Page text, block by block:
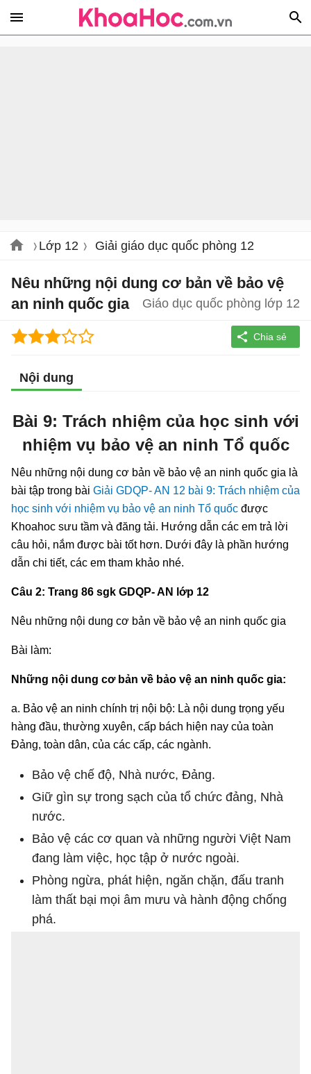
Lớp 12 Giải giáo dục quốc phòng 12
Nêu những nội dung cơ bản về bảo vệ
an ninh quốc gia
Giáo dục quốc phòng lớp 12
Nội dung
Bài 9: Trách nhiệm của học sinh với
nhiệm vụ bảo vệ an ninh Tổ quốc
Nêu những nội dung cơ bản về bảo vệ an ninh quốc gia là
bài tập trong bài Giải GDQP- AN 12 bài 9: Trách nhiệm của
học sinh với nhiệm vụ bảo vệ an ninh Tổ quốc được
Khoahoc sưu tầm và đăng tải. Hướng dẫn các em trả lời
câu hỏi, nắm được bài tốt hơn. Dưới đây là phần hướng
dẫn chi tiết, các em tham khảo nhé.
Câu 2: Trang 86 sgk GDQP- AN lớp 12
Nêu những nội dung cơ bản về bảo vệ an ninh quốc gia
Bài làm:
Những nội dung cơ bản về bảo vệ an ninh quốc gia:
a. Bảo vệ an ninh chính trị nội bộ: Là nội dung trọng yếu
hàng đầu, thường xuyên, cấp bách hiện nay của toàn
Đảng, toàn dân, của các cấp, các ngành.
Bảo vệ chế độ, Nhà nước, Đảng.
Giữ gìn sự trong sạch của tổ chức đảng, Nhà
nước.
Bảo vệ các cơ quan và những người Việt Nam
đang làm việc, học tập ở nước ngoài.
Phòng ngừa, phát hiện, ngăn chặn, đấu tranh
làm thất bại mọi âm mưu và hành động chống
phá.